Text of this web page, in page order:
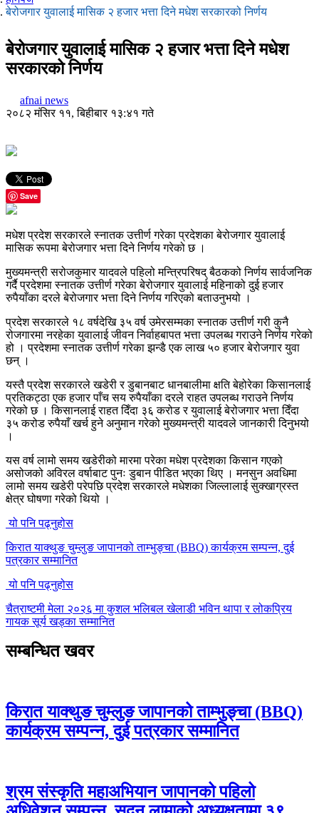
बेरोजगार युवालाई मासिक २ हजार भत्ता दिने मधेश सरकारको निर्णय
बेरोजगार युवालाई मासिक २ हजार भत्ता दिने मधेश
सरकारको निर्णय
afnai news
२०८२ मंसिर ११, बिहीबार १३:४१ गते
Save
मधेश प्रदेश सरकारले स्नातक उत्तीर्ण गरेका प्रदेशका बेरोजगार युवालाई
मासिक रूपमा बेरोजगार भत्ता दिने निर्णय गरेको छ ।
मुख्यमन्त्री सरोजकुमार यादवले पहिलो मन्त्रिपरिषद् बैठकको निर्णय सार्वजनिक
गर्दै प्रदेशमा स्नातक उत्तीर्ण गरेका बेरोजगार युवालाई महिनाको दुई हजार
रुपैयाँका दरले बेरोजगार भत्ता दिने निर्णय गरिएको बताउनुभयो ।
प्रदेश सरकारले १८ वर्षदेखि ३५ वर्ष उमेरसम्मका स्नातक उत्तीर्ण गरी कुनै
रोजगारमा नरहेका युवालाई जीवन निर्वाहबापत भत्ता उपलब्ध गराउने निर्णय गरेको
हो । प्रदेशमा स्नातक उत्तीर्ण गरेका झन्डै एक लाख ५० हजार बेरोजगार युवा
छन् ।
यस्तै प्रदेश सरकारले खडेरी र डुबानबाट धानबालीमा क्षति बेहोरेका किसानलाई
प्रतिकट्ठा एक हजार पाँच सय रुपैयाँका दरले राहत उपलब्ध गराउने निर्णय
गरेको छ । किसानलाई राहत दिँदा ३६ करोड र युवालाई बेरोजगार भत्ता दिँदा
३५ करोड रुपैयाँ खर्च हुने अनुमान गरेको मुख्यमन्त्री यादवले जानकारी दिनुभयो
।
यस वर्ष लामो समय खडेरीको मारमा परेका मधेश प्रदेशका किसान गएको
असोजको अविरल वर्षाबाट पुनः डुबान पीडित भएका थिए । मनसुन अवधिमा
लामो समय खडेरी परेपछि प्रदेश सरकारले मधेशका जिल्लालाई सुक्खाग्रस्त
क्षेत्र घोषणा गरेको थियो ।
यो पनि पढ्नुहोस
किरात याक्थुङ चुम्लुङ जापानको ताम्भुङ्चा (BBQ) कार्यक्रम सम्पन्न, दुई
पत्रकार सम्मानित
यो पनि पढ्नुहोस
चैत्राष्टमी मेला २०२६ मा कुशल भलिबल खेलाडी भविन थापा र लोकप्रिय
गायक सूर्य खड्का सम्मानित
सम्बन्धित खवर
किरात याक्थुङ चुम्लुङ जापानको ताम्भुङ्चा (BBQ)
कार्यक्रम सम्पन्न, दुई पत्रकार सम्मानित
श्रम संस्कृति महाअभियान जापानको पहिलो